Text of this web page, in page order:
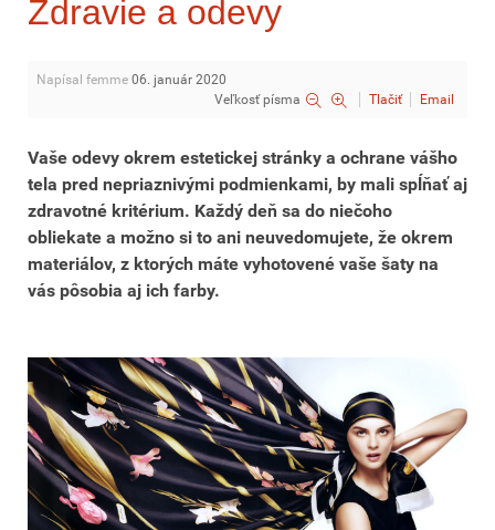
Zdravie a odevy
Napísal femme 06. január 2020
Veľkosť písma
Tlačiť Email
Vaše odevy okrem estetickej stránky a ochrane vášho
tela pred nepriaznivými podmienkami, by mali spĺňať aj
zdravotné kritérium. Každý deň sa do niečoho
obliekate a možno si to ani neuvedomujete, že okrem
materiálov, z ktorých máte vyhotovené vaše šaty na
vás pôsobia aj ich farby.